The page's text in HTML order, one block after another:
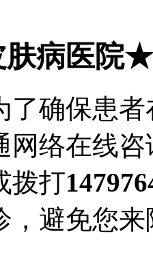
病医院★
了确保患
网络在线
拨打
，避免您